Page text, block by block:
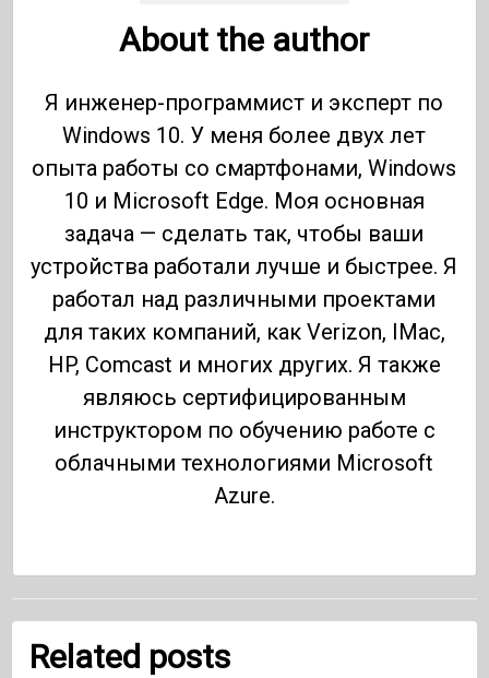
About the author
Я инженер-программист и эксперт по
Windows 10. У меня более двух лет
опыта работы со смартфонами, Windows
10 и Microsoft Edge. Моя основная
задача — сделать так, чтобы ваши
устройства работали лучше и быстрее. Я
работал над различными проектами
для таких компаний, как Verizon, IMac,
HP, Comcast и многих других. Я также
являюсь сертифицированным
инструктором по обучению работе с
облачными технологиями Microsoft
Azure.
Related posts